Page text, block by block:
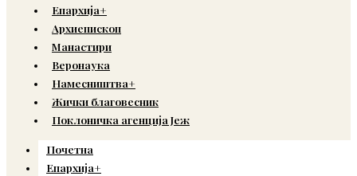
Епархија+
Архиепископ
Манастири
Веронаука
Намесништва+
Жички благовесник
Поклоничка агенција Јеж
Почетна
Епархија+